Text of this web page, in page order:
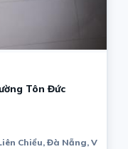
Tôn Đức
Chiểu, Đà Nẵng, Việt